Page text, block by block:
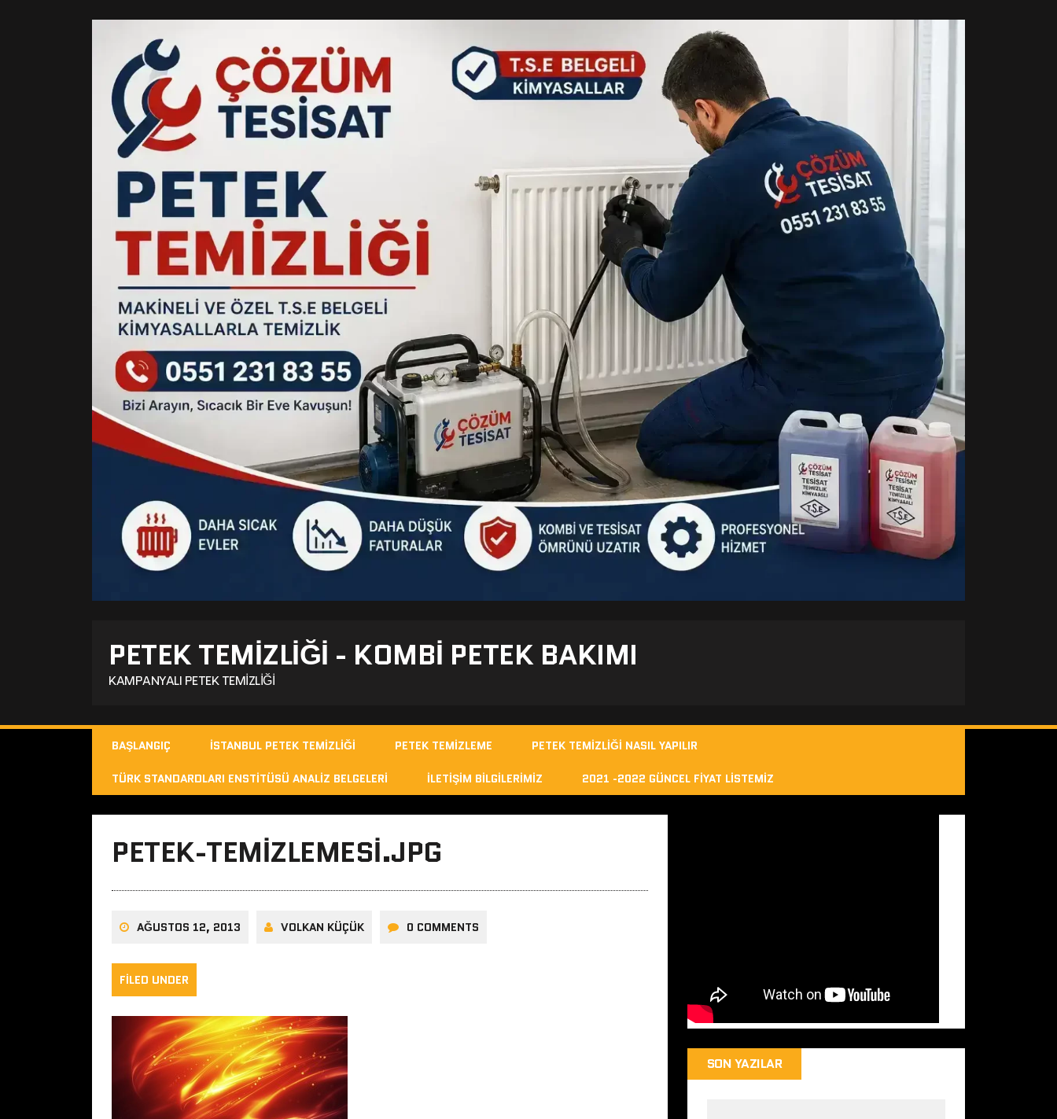
PETEK TEMIZLIĞI - KOMBI PETEK BAKIMI
KAMPANYALI PETEK TEMIZLIĞI
BAŞLANGIÇ İSTANBUL PETEK TEMIZLIĞI PETEK TEMIZLEME PETEK TEMIZLIĞI NASIL YAPILIR
TÜRK STANDARDLARI ENSTITÜSÜ ANALIZ BELGELERI İLETIŞIM BILGILERIMIZ 2021 -2022 GÜNCEL FIYAT LISTEMIZ
PETEK-TEMIZLEMESI.JPG
AĞUSTOS 12, 2013 VOLKAN KÜÇÜK 0 COMMENTS
FILED UNDER
SON YAZILAR